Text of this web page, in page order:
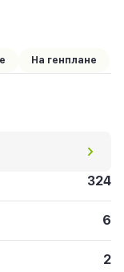
На генплане
324
6
2